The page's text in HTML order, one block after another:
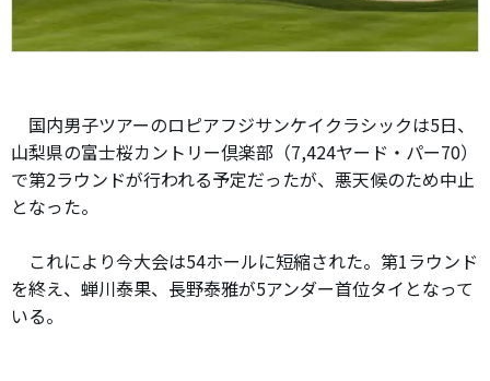
国内男子ツアーのロピアフジサンケイクラシックは5日、
山梨県の富士桜カントリー倶楽部（7,424ヤード・パー70）
で第2ラウンドが行われる予定だったが、悪天候のため中止
となった。
これにより今大会は54ホールに短縮された。第1ラウンド
を終え、蝉川泰果、長野泰雅が5アンダー首位タイとなって
いる。